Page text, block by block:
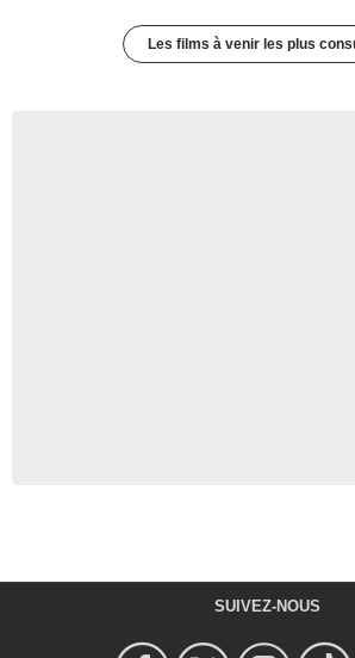
Les films à venir les plus
SUIVEZ-NOUS